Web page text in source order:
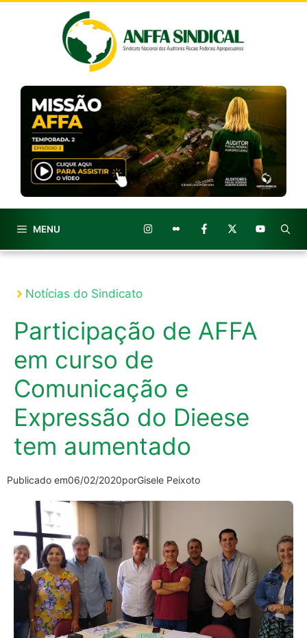
MENU
Notícias do Sindicato
Participação de AFFA
em curso de
Comunicação e
Expressão do Dieese
tem aumentado
Publicado em06/02/2020porGisele Peixoto